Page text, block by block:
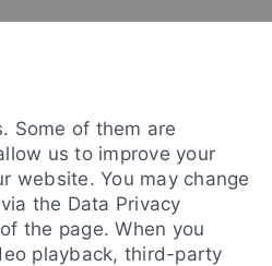
EINRICHTUNGEN
Some of them are
us to improve your
website. You may change
the Data Privacy
the page. When you
playback, third-party